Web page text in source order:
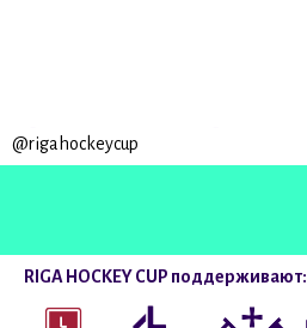
@rigahockeycup
RIGA HOCKEY CUP поддерживают: